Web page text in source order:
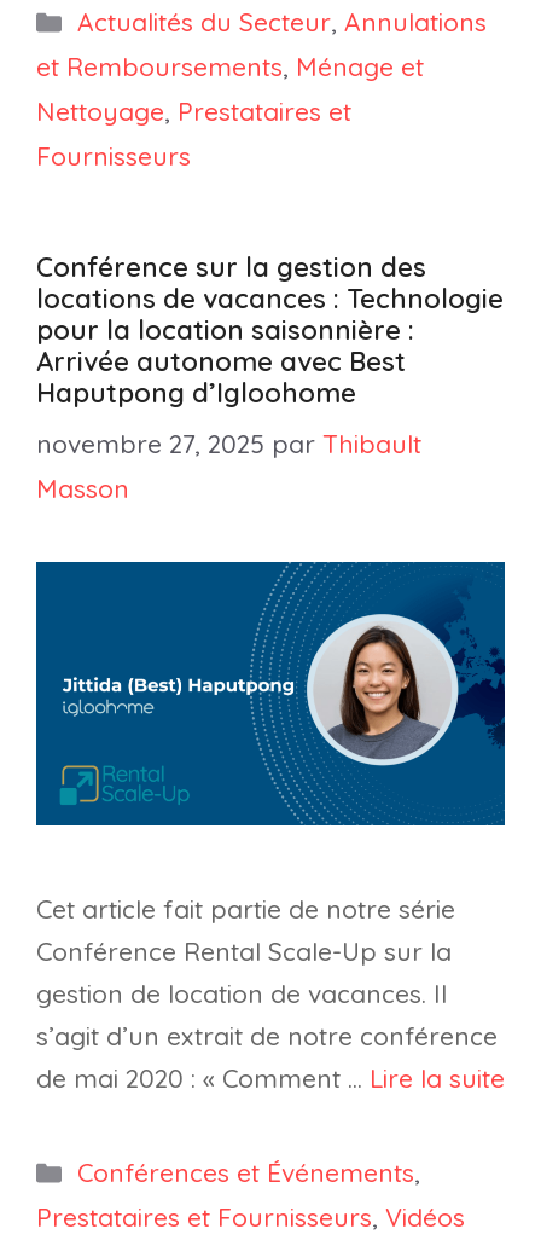
Catégories
Actualités du Secteur, Annulations
et Remboursements, Ménage et
Nettoyage, Prestataires et
Fournisseurs
Conférence sur la gestion des
locations de vacances : Technologie
pour la location saisonnière :
Arrivée autonome avec Best
Haputpong d’Igloohome
novembre 27, 2025 par Thibault
Masson
Cet article fait partie de notre série
Conférence Rental Scale-Up sur la
gestion de location de vacances. Il
s’agit d’un extrait de notre conférence
de mai 2020 : « Comment … Lire la suite
Catégories
Conférences et Événements,
Prestataires et Fournisseurs, Vidéos